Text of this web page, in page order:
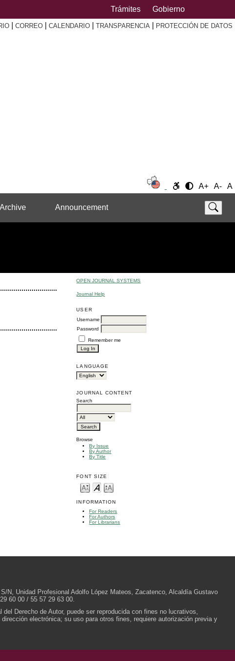
Trámites Gobierno
CORREO CALENDARIO TRANSPARENCIA PROTECCIÓN DE DATOS
A+ A- A
Archive Announcement
OPEN JOURNAL SYSTEMS
Journal Help
USER
Username
Password
Remember me
LANGUAGE
JOURNAL CONTENT
Search
Browse
By Issue
By Author
By Title
FONT SIZE
INFORMATION
For Readers
For Authors
For Librarians
N, Unidad Profesional Adolfo López Mateos, Zacatenco, Alcaldía Gustavo
60 00 / 55 57 29 63 00.
Derecho de Autor, puede ser reproducida con fines no lucrativos,
electrónica; su uso para otros fines, requiere autorización previa y